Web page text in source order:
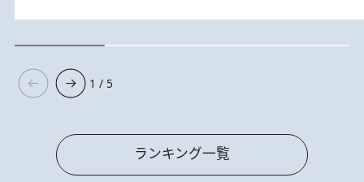
1 / 5
ランキング一覧